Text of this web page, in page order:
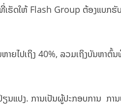
ທີ່ເຮັດໃຫ້ Flash Group ຕ້ອງແບກ
າຍໄປເຖິງ 40%, ລວມເຖິງບັນຫາຕົ້
ນແປງ. ການເປັນຜູ້ປະກອບການ ກາ